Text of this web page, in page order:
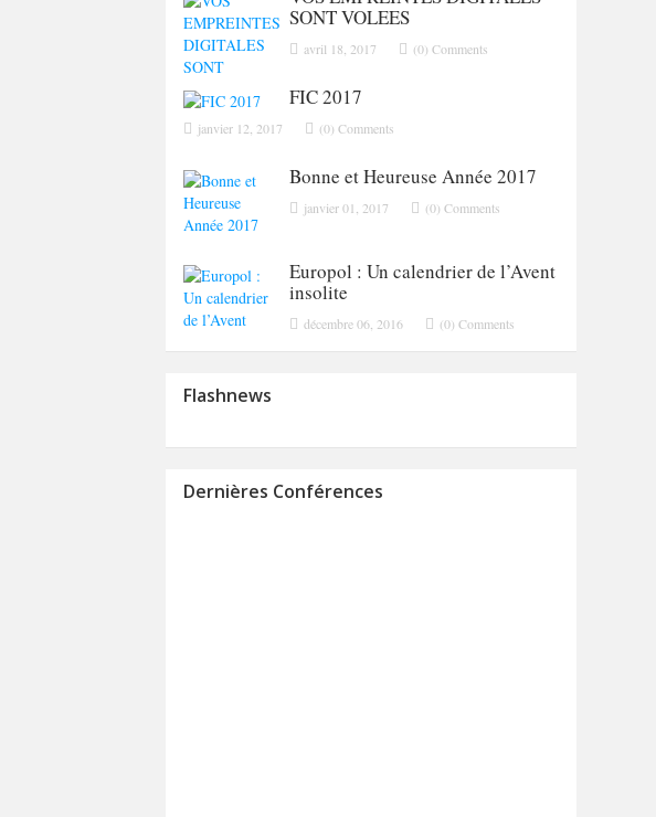
SONT VOLEES
avril 18, 2017 (0) Comments
FIC 2017
janvier 12, 2017 (0) Comments
Bonne et Heureuse Année 2017
janvier 01, 2017 (0) Comments
Europol : Un calendrier de l’Avent
insolite
décembre 06, 2016 (0) Comments
Flashnews
Dernières Conférences